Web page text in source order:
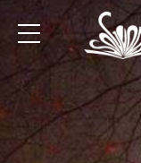
台中密室
逃脫」